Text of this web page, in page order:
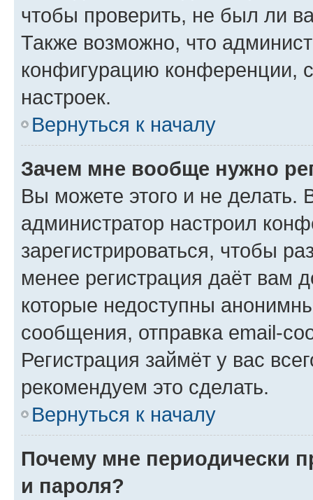
чтобы проверить, не был ли
Также возможно, что
конфигурацию конференции,
настроек.
Вернуться к началу
Зачем мне вообще нужно
Вы можете этого и не делать.
администратор настроил
зарегистрироваться, чтобы
менее регистрация даёт вам
которые недоступны
сообщения, отправка email-
Регистрация займёт у вас
рекомендуем это сделать.
Вернуться к началу
Почему мне периодически
и пароля?